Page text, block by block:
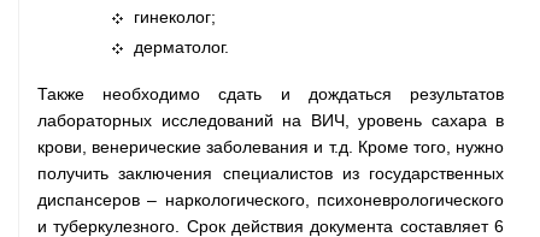
гинеколог;
дерматолог.
Также необходимо сдать и дождаться результатов
лабораторных исследований на ВИЧ, уровень сахара в
крови, венерические заболевания и т.д. Кроме того, нужно
получить заключения специалистов из государственных
диспансеров – наркологического, психоневрологического
и туберкулезного. Срок действия документа составляет 6